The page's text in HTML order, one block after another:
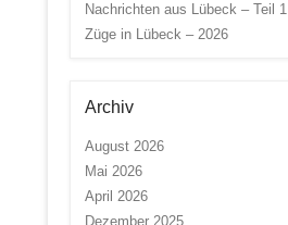
Nachrichten aus Lübeck – Teil 1
Züge in Lübeck – 2026
Archiv
August 2026
Mai 2026
April 2026
Dezember 2025